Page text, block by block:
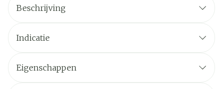
Beschrijving
Indicatie
Eigenschappen